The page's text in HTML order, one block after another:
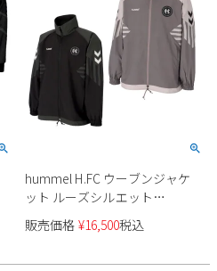
hummel H.FC ウーブンジャケ
ット ルーズシルエット
HAW2204 メンズ
販売価格 ¥16,500税込